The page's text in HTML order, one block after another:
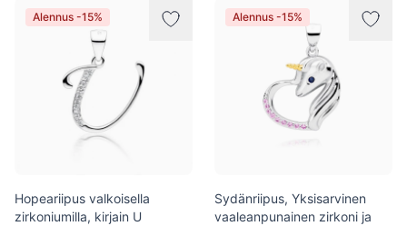
Alennus -15%
Hopeariipus valkoisella
zirkoniumilla, kirjain U
Alennus -15%
Sydänriipus, Yksisarvinen
vaaleanpunainen zirkoni ja